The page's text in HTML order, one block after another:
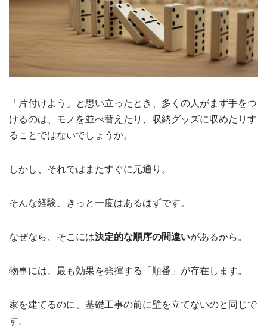
「片付けよう」と思い立ったとき、多くの人がまず手をつ
けるのは、モノを並べ替えたり、収納グッズに収めたりす
ることではないでしょうか。
しかし、それではまたすぐに元通り。
そんな経験、きっと一度はあるはずです。
なぜなら、そこには決定的な順序の間違いがあるから。
物事には、最も効果を発揮する「順番」が存在します。
家を建てるのに、基礎工事の前に壁を立てないのと同じで
す。